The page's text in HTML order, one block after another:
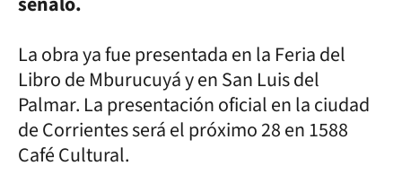
La obra ya fue presentada en la Feria del
Libro de Mburucuyá y en San Luis del
Palmar. La presentación oficial en la ciudad
de Corrientes será el próximo 28 en 1588
Café Cultural.